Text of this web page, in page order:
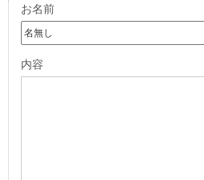
お名前
内容